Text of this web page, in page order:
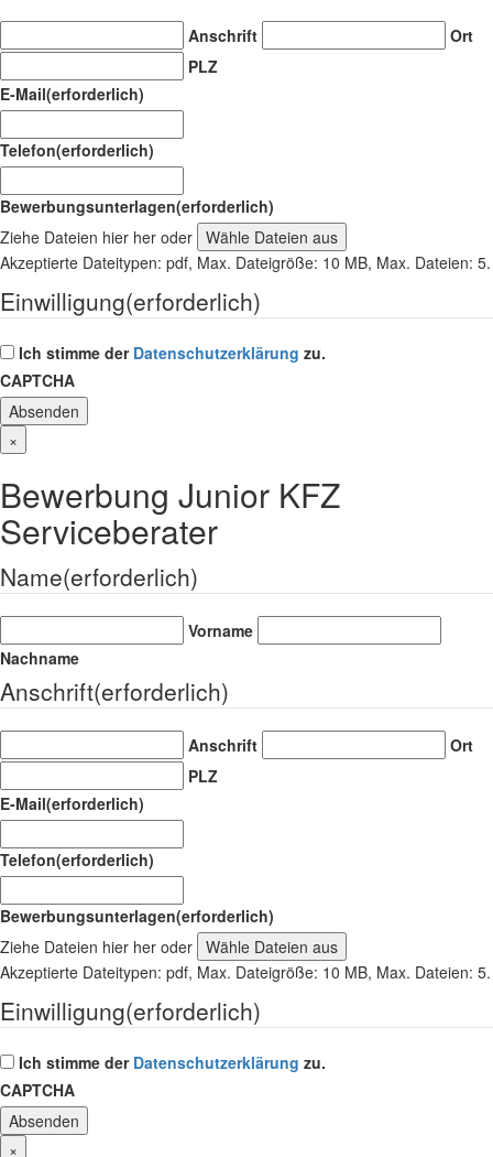
Anschrift
Ort
PLZ
E-Mail(erforderlich)
Telefon(erforderlich)
Bewerbungsunterlagen(erforderlich)
Ziehe Dateien hier her oder Wähle Dateien aus
Akzeptierte Dateitypen: pdf, Max. Dateigröße: 10 MB, Max. Dateien: 5.
Einwilligung(erforderlich)
Ich stimme der Datenschutzerklärung zu.
CAPTCHA
×
Bewerbung Junior KFZ
Serviceberater
Name(erforderlich)
Vorname
Nachname
Anschrift(erforderlich)
Anschrift
Ort
PLZ
E-Mail(erforderlich)
Telefon(erforderlich)
Bewerbungsunterlagen(erforderlich)
Ziehe Dateien hier her oder Wähle Dateien aus
Akzeptierte Dateitypen: pdf, Max. Dateigröße: 10 MB, Max. Dateien: 5.
Einwilligung(erforderlich)
Ich stimme der Datenschutzerklärung zu.
CAPTCHA
×